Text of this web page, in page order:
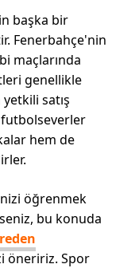
başka bir
Fenerbahçe'nin
maçlarında
genellikle
satış
futbolseverler
hem de
öğrenmek
bu konuda
öneririz. Spor